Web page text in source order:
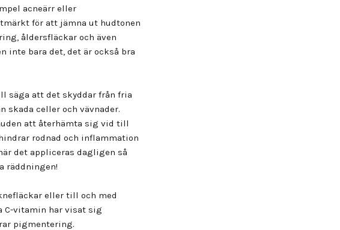
acneärr eller
för att jämna ut hudtonen
åldersfläckar och även
inte bara det, det är också bra
säga att det skyddar från fria
skada celler och vävnader.
att återhämta sig vid till
rodnad och inflammation
det appliceras dagligen så
räddningen!
eller till och med
C-vitamin har visat sig
pigmentering.